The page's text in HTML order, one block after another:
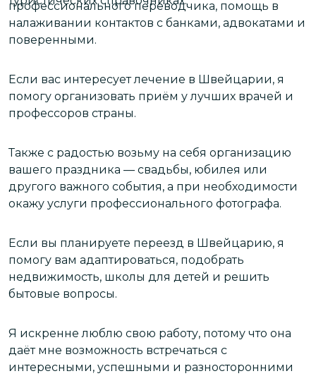
профессионального переводчика, помощь в
налаживании контактов с банками, адвокатами и
поверенными.
Если вас интересует лечение в Швейцарии, я
помогу организовать приём у лучших врачей и
профессоров страны.
Также с радостью возьму на себя организацию
вашего праздника — свадьбы, юбилея или
другого важного события, а при необходимости
окажу услуги профессионального фотографа.
Если вы планируете переезд в Швейцарию, я
помогу вам адаптироваться, подобрать
недвижимость, школы для детей и решить
бытовые вопросы.
Я искренне люблю свою работу, потому что она
даёт мне возможность встречаться с
интересными, успешными и разносторонними